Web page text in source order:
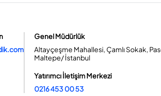
Genel Müdürlük
Altayçeşme Mahallesi, Çamlı Sokak,
Maltepe/ İstanbul
Yatırımcı İletişim Merkezi
0216 453 00 53